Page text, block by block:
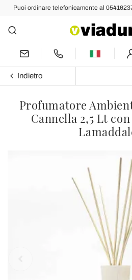
Puoi ordinare telefonicamente al
Indietro
Profumatore
Cannella 2,5 Lt